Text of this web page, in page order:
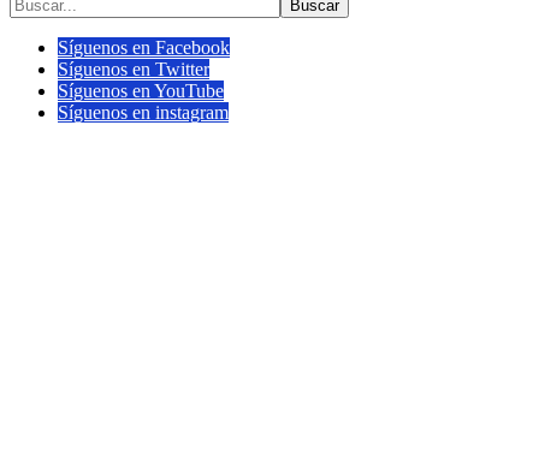
Buscar
Síguenos en Facebook
Síguenos en Twitter
Síguenos en YouTube
Síguenos en instagram